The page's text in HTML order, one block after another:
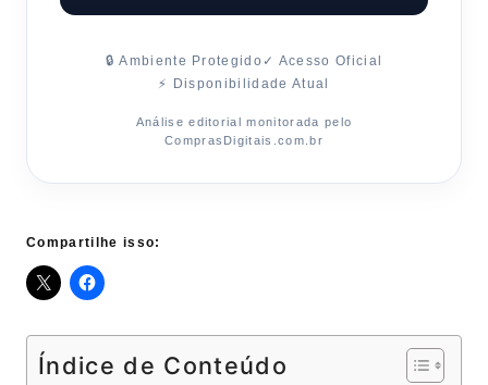
🔒 Ambiente Protegido ✓ Acesso Oficial
⚡ Disponibilidade Atual
Análise editorial monitorada pelo
ComprasDigitais.com.br
Compartilhe isso:
Índice de Conteúdo